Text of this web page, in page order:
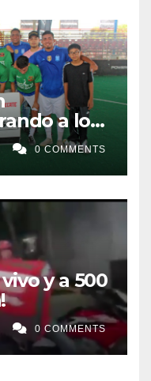
a los
0 COMMENTS
y a 500
0 COMMENTS